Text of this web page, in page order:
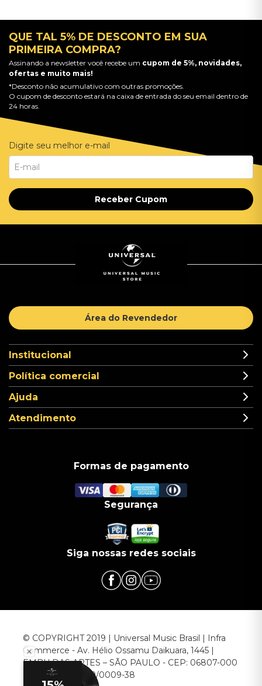
QUE TAL 5% DE DESCONTO EM SUA
PRIMEIRA COMPRA?
Assinando a newsletter você recebe um cupom de 5%, novidades,
ofertas e muito mais!
*Desconto não acumulativo com outras promoções.
O cupom de desconto estará na caixa de entrada do seu email dentro de
24 horas.
Digite seu melhor e-mail
Receber Cupom
Área do Revendedor
Institucional
Política comercial
Ajuda
Atendimento
Formas de pagamento
Segurança
Siga nossas redes sociais
© COPYRIGHT 2019 | Universal Music Brasil | Infra
Commerce - Av. Hélio Ossamu Daikuara, 1445 |
EMBU DAS ARTES – SÃO PAULO - CEP: 06807-000
CNPJ: 00.952.789/0009-38